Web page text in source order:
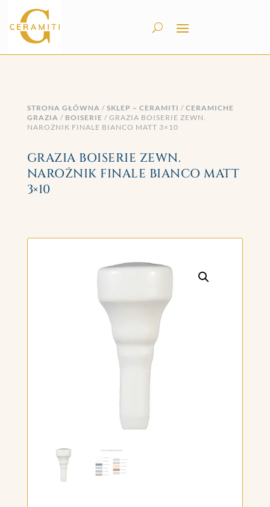
STRONA GŁÓWNA / SKLEP – CERAMITI / CERAMICHE
GRAZIA / BOISERIE / GRAZIA BOISERIE ZEWN.
NAROŻNIK FINALE BIANCO MATT 3×10
GRAZIA BOISERIE ZEWN.
NAROŻNIK FINALE BIANCO MATT
3×10